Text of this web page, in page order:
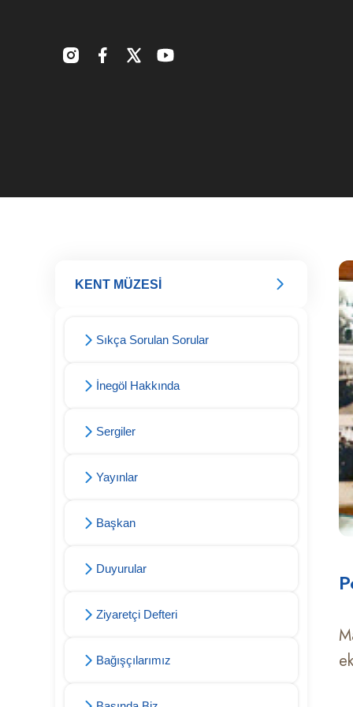
KENT MÜZESİ
Sıkça Sorulan Sorular
İnegöl Hakkında
Sergiler
Yayınlar
Başkan
Duyurular
Ziyaretçi Defteri
Bağışçılarımız